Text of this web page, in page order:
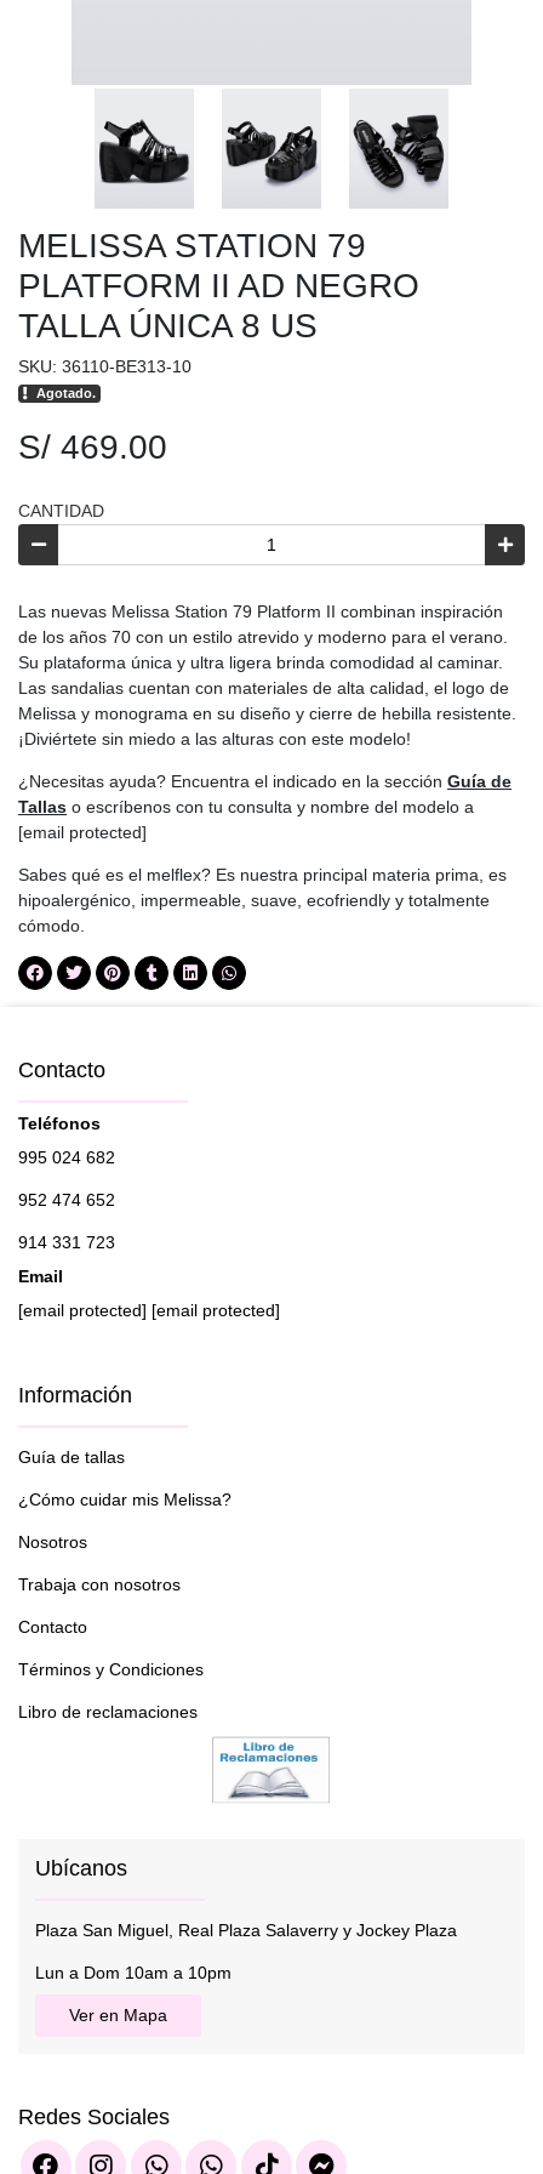
MELISSA STATION 79
PLATFORM II AD NEGRO
TALLA ÚNICA 8 US
SKU: 36110-BE313-10
Agotado.
S/ 469.00
CANTIDAD
Las nuevas Melissa Station 79 Platform II combinan inspiración
de los años 70 con un estilo atrevido y moderno para el verano.
Su plataforma única y ultra ligera brinda comodidad al caminar.
Las sandalias cuentan con materiales de alta calidad, el logo de
Melissa y monograma en su diseño y cierre de hebilla resistente.
¡Diviértete sin miedo a las alturas con este modelo!
¿Necesitas ayuda? Encuentra el indicado en la sección Guía de
Tallas o escríbenos con tu consulta y nombre del modelo a
[email protected]
Sabes qué es el melflex? Es nuestra principal materia prima, es
hipoalergénico, impermeable, suave, ecofriendly y totalmente
cómodo.
Contacto
Teléfonos
995 024 682
952 474 652
914 331 723
Email
[email protected] [email protected]
Información
Guía de tallas
¿Cómo cuidar mis Melissa?
Nosotros
Trabaja con nosotros
Contacto
Términos y Condiciones
Libro de reclamaciones
Ubícanos
Plaza San Miguel, Real Plaza Salaverry y Jockey Plaza
Lun a Dom 10am a 10pm
Ver en Mapa
Redes Sociales